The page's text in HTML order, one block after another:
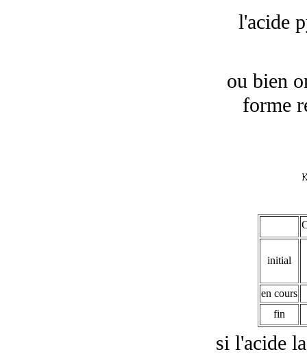
l'acide
ou bien
forme
initial
en cours
fin
si l'acide